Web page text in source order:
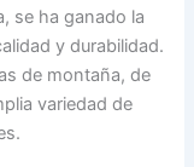
se ha ganado la
y durabilidad.
de montaña, de
variedad de